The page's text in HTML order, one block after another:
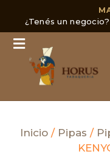
¿Tenés un
Inicio / Pipas /